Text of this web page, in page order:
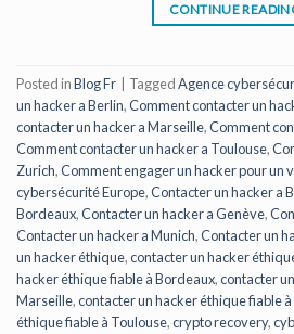
CONTINUE
Posted inBlog Fr TaggedAgence
un hacker a Berlin,Comment contacter un
contacter un hacker a Marseille,Comment
Comment contacter un hacker a Toulouse,
Zurich,Comment engager un hacker pour un
cybersécurité Europe,Contacter un hacker a
Bordeaux,Contacter un hacker a Genève,
Contacter un hacker a Munich,Contacter un
un hacker éthique,contacter un hacker
hacker éthique fiable à Bordeaux,contacter
Marseille,contacter un hacker éthique fiable
éthique fiable à Toulouse,crypto recovery,